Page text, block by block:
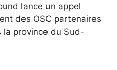
lance un appel
des OSC partenaires
province du Sud-